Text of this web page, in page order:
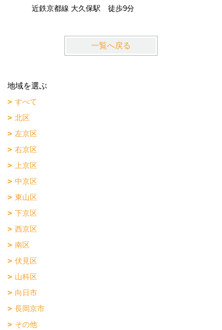
近鉄京都線 大久保駅 徒歩9分
一覧へ戻る
地域を選ぶ
すべて
北区
左京区
右京区
上京区
中京区
東山区
下京区
西京区
南区
伏見区
山科区
向日市
長岡京市
その他